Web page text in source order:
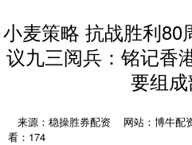
小麦策略 抗战胜利80
议九三阅兵：铭记香
要组
来源：稳操胜券配资 网站：博牛配
看：174